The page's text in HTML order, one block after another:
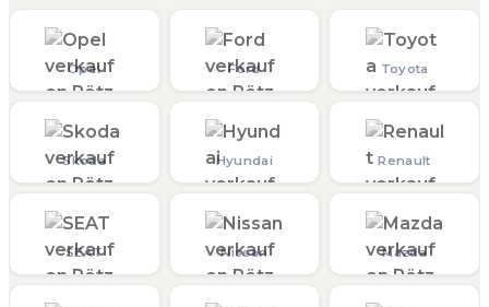
Opel Ford Toyota
Skoda Hyundai Renault
SEAT Nissan Mazda